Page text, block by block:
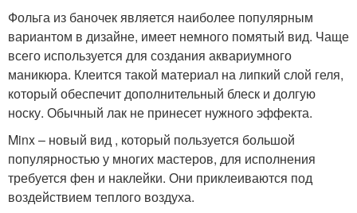
Фольга из баночек является наиболее популярным
вариантом в дизайне, имеет немного помятый вид. Чаще
всего используется для создания аквариумного
маникюра. Клеится такой материал на липкий слой геля,
который обеспечит дополнительный блеск и долгую
носку. Обычный лак не принесет нужного эффекта.
Minx – новый вид , который пользуется большой
популярностью у многих мастеров, для исполнения
требуется фен и наклейки. Они приклеиваются под
воздействием теплого воздуха.